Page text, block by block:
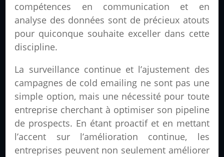
compétences en communication et en
analyse des données sont de précieux atouts
pour quiconque souhaite exceller dans cette
discipline.
La surveillance continue et l’ajustement des
campagnes de cold emailing ne sont pas une
simple option, mais une nécessité pour toute
entreprise cherchant à optimiser son pipeline
de prospects. En étant proactif et en mettant
l’accent sur l’amélioration continue, les
entreprises peuvent non seulement améliorer